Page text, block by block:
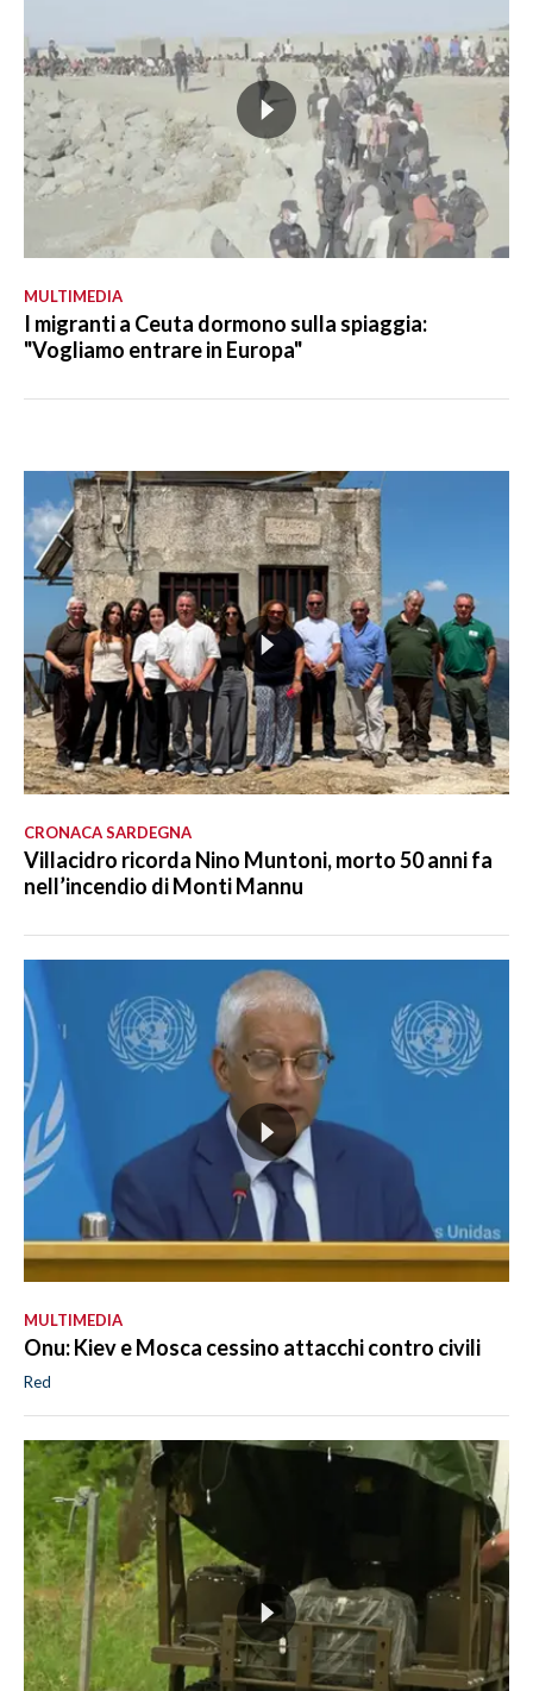
MULTIMEDIA
I migranti a Ceuta dormono sulla spiaggia:
"Vogliamo entrare in Europa"
CRONACA SARDEGNA
Villacidro ricorda Nino Muntoni, morto 50 anni fa
nell’incendio di Monti Mannu
MULTIMEDIA
Onu: Kiev e Mosca cessino attacchi contro civili
Red